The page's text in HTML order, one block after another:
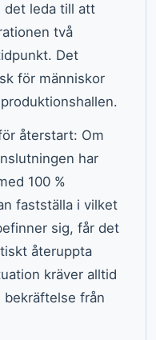
det leda till att
två
Det
för människor
återstart: Om
har
100 %
fastställa i vilket
sig, får det
återuppta
kräver alltid
från